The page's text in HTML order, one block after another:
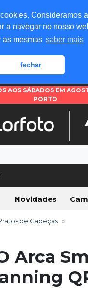
Consideramos
a navegar no nosso
as mesmas saber mais
fechar
AOS SÁBADOS EM
PORTO
Novidades
de Cabeças
Arca